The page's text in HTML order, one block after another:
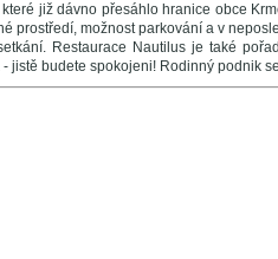
které již dávno přesáhlo hranice obce
prostředí, možnost parkování a v
Restaurace Nautilus je také
- jistě budete spokojeni! Rodinný podnik